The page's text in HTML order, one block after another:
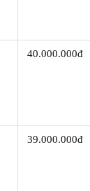
40.000.000đ
39.000.000đ